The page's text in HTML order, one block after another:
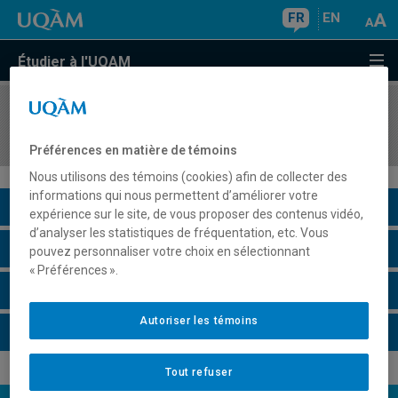
FR EN
Étudier à l'UQAM
COURS//
Description du cours
Horaire - Été 2026
Préférences en matière de témoins
Nous utilisons des témoins (cookies) afin de collecter des
informations qui nous permettent d’améliorer votre
expérience sur le site, de vous proposer des contenus vidéo,
d’analyser les statistiques de fréquentation, etc. Vous
pouvez personnaliser votre choix en sélectionnant
« Préférences ».
Tout refuser
Autoriser les témoins